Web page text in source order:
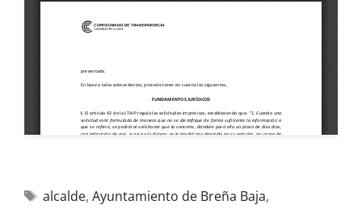
alcalde, Ayuntamiento de Breña Baja,